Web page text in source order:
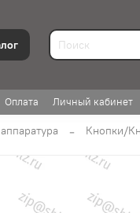
Оплата Личный кабинет
Кнопки/